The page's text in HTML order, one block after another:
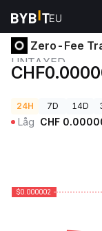
Kryptopriser Zero-
Zero-Fee
UNTAXED
24H 7D 14D
Låg CHF